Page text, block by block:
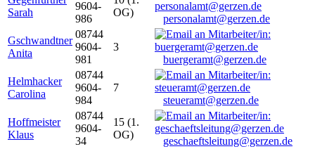
Sarah
9604-
986
OG)
personalamt@gerzen.de
Gschwandtner
Anita
08744
9604-
981
3
buergeramt@gerzen.de
Helmhacker
Carolina
08744
9604-
984
7
steueramt@gerzen.de
Hoffmeister
Klaus
08744
9604-
34
15 (1.
OG)
geschaeftsleitung@gerzen.de